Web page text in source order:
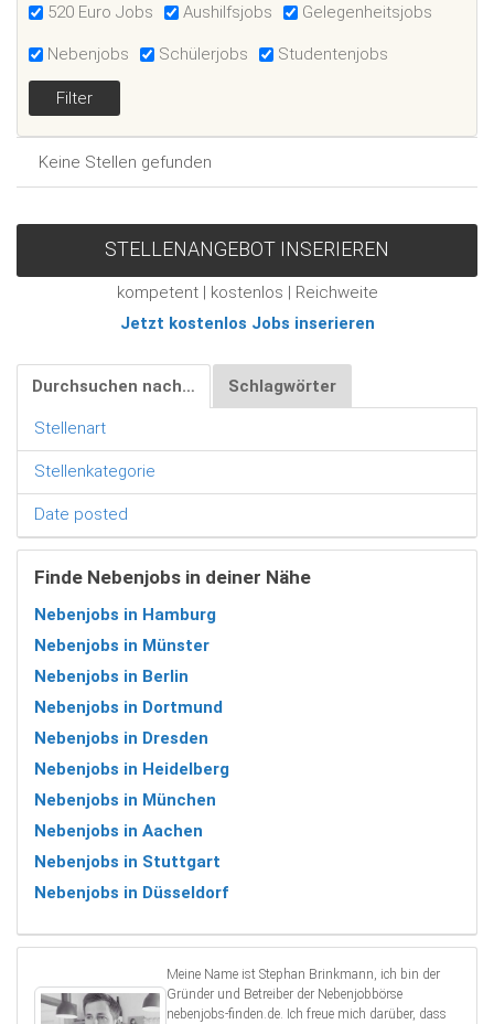
520 Euro Jobs Aushilfsjobs Gelegenheitsjobs
Nebenjobs Schülerjobs Studentenjobs
Keine Stellen gefunden
STELLENANGEBOT INSERIEREN
kompetent | kostenlos | Reichweite
Jetzt kostenlos Jobs inserieren
Durchsuchen nach… Schlagwörter
Stellenart
Stellenkategorie
Date posted
Finde Nebenjobs in deiner Nähe
Nebenjobs in Hamburg
Nebenjobs in Münster
Nebenjobs in Berlin
Nebenjobs in Dortmund
Nebenjobs in Dresden
Nebenjobs in Heidelberg
Nebenjobs in München
Nebenjobs in Aachen
Nebenjobs in Stuttgart
Nebenjobs in Düsseldorf
Meine Name ist Stephan Brinkmann, ich bin der
Gründer und Betreiber der Nebenjobbörse
nebenjobs-finden.de. Ich freue mich darüber, dass